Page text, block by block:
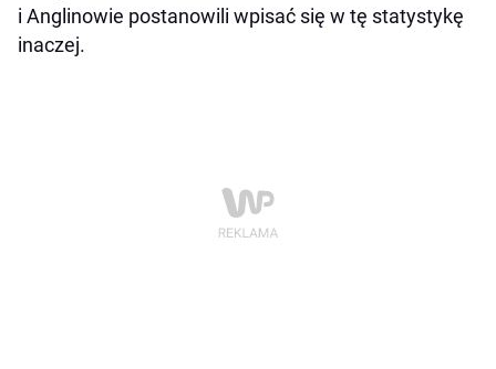
i Anglinowie postanowili wpisać się w tę statystykę
inaczej.